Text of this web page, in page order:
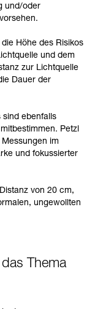
und/oder
Höhe des Risikos
und dem
zur Lichtquelle
Dauer der
sind ebenfalls
Petzl
im
und fokussierter
von 20 cm,
ungewollten
Thema